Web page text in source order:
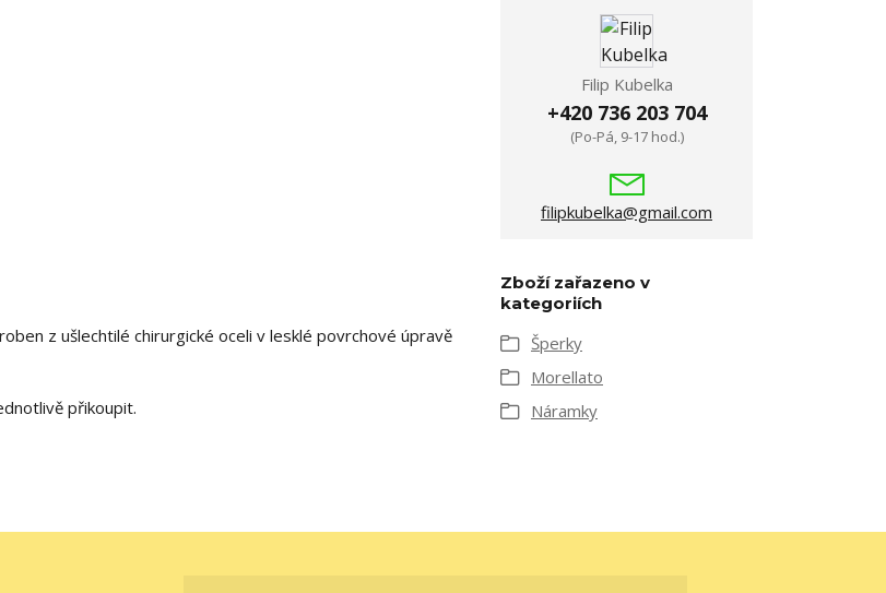
z ušlechtilé chirurgické oceli v lesklé povrchové úpravě
přikoupit.
Filip Kubelka
+420 736 203 704
(Po-Pá, 9-17 hod.)
filipkubelka@gmail.com
Zboží zařazeno v
kategoriích
Šperky
Morellato
Náramky